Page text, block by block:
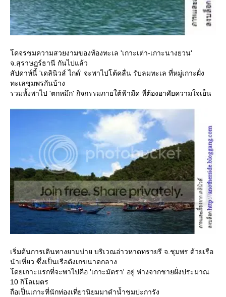
คจรชมความสวยงามของท้องทะเล 'เกาะเต่า-เกาะนางยวน'
จ.สุราษฎร์ธานี กันไปแล้ว
สัปดาห์นี้ 'เดลินิวส์ ไกด์' จะพาไปโต้คลื่น รับลมทะเล ที่หมู่เกาะฝั่ง
ทะเลชุมพรกันบ้าง
รวมทั้งพาไป 'ตกหมึก' กิจกรรมภายใต้ฟ้ามืด ที่ต้องอาศัยความใจเย็น
เริ่มต้นการเดินทางยามบ่าย บริเวณอ่าวหาดทรายรี จ.ชุมพร ด้วยเรือ
นำเที่ยว ซึ่งเป็นเรือตังเกขนาดกลาง
ดยเกาะแรกที่จะพาไปคือ 'เกาะมัตรา' อยู่ ห่างจากชายฝั่งประมาณ
10 กิโลเมตร
ถือเป็นเกาะที่นักท่องเที่ยวนิยมมาดำน้ำชมปะการัง